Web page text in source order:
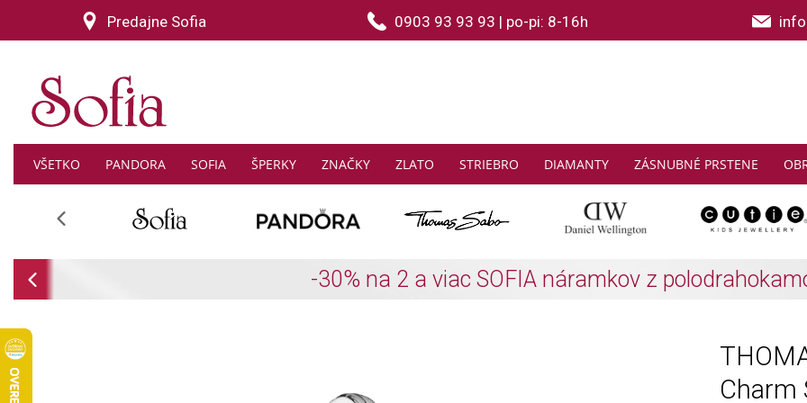
Predajne Sofia 0903 93 93 93 | po-pi: 8-16h
VŠETKO PANDORA SOFIA ŠPERKY ZNAČKY ZLATO STRIEBRO DIAMANTY ZÁSNUBNÉ PRSTENE
THOMAS SABO: Zbierajte a ušetrite Zistiť viac
Charm